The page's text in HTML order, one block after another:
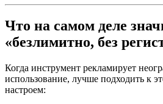
Что на самом деле
«безлимитно, без
Когда инструмент рекламирует
использование, лучше подходить к
настроем: